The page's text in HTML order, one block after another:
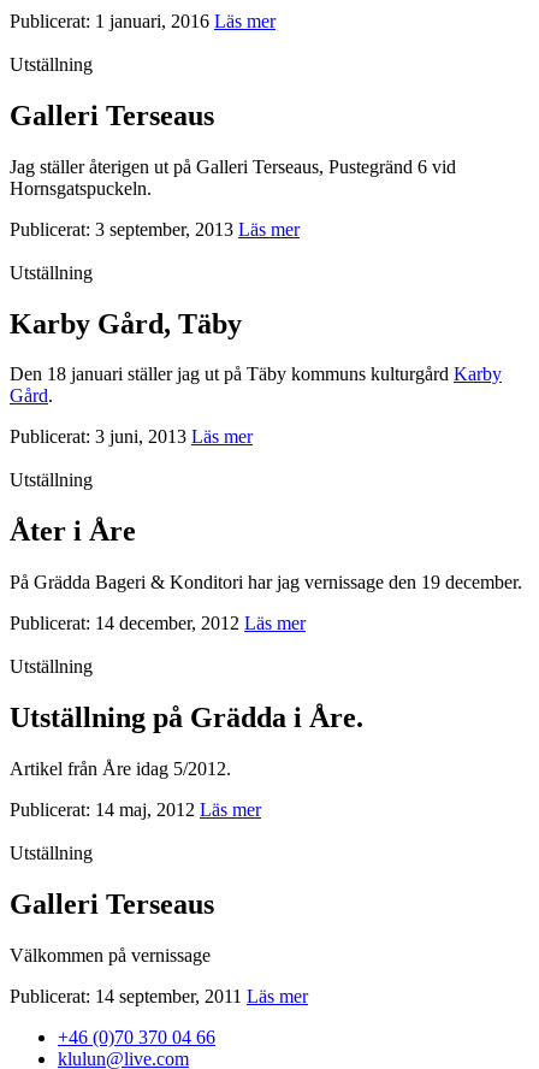
Publicerat: 1 januari, 2016 Läs mer
Utställning
Galleri Terseaus
Jag ställer återigen ut på Galleri Terseaus, Pustegränd 6 vid
Hornsgatspuckeln.
Publicerat: 3 september, 2013 Läs mer
Utställning
Karby Gård, Täby
Den 18 januari ställer jag ut på Täby kommuns kulturgård Karby
Gård.
Publicerat: 3 juni, 2013 Läs mer
Utställning
Åter i Åre
På Grädda Bageri & Konditori har jag vernissage den 19 december.
Publicerat: 14 december, 2012 Läs mer
Utställning
Utställning på Grädda i Åre.
Artikel från Åre idag 5/2012.
Publicerat: 14 maj, 2012 Läs mer
Utställning
Galleri Terseaus
Välkommen på vernissage
Publicerat: 14 september, 2011 Läs mer
+46 (0)70 370 04 66
klulun@live.com